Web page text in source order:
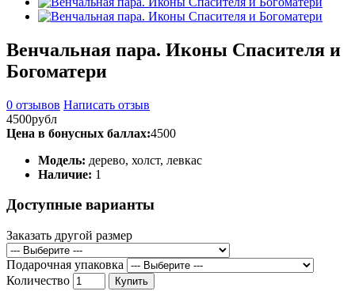
Венчальная пара. Иконы Спасителя и
Богоматери
0 отзывов Написать отзыв
4500рубл
Цена в бонусных баллах:4500
Модель: дерево, холст, левкас
Наличие: 1
Доступные варианты
Заказать другой размер
Подарочная упаковка
Количество
Купить